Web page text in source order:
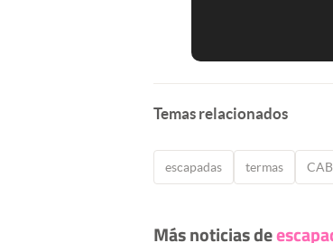
Temas relacionados
escapadas termas
Más noticias de